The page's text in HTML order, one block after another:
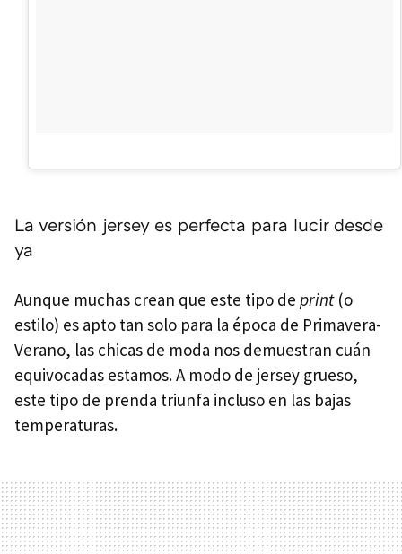
La versión jersey es perfecta para lucir desde
ya
Aunque muchas crean que este tipo de print(o
estilo) es apto tan solo para la época de Primavera-
Verano, las chicas de moda nos demuestran cuán
equivocadas estamos. A modo de jersey grueso,
este tipo de prenda triunfa incluso en las bajas
temperaturas.